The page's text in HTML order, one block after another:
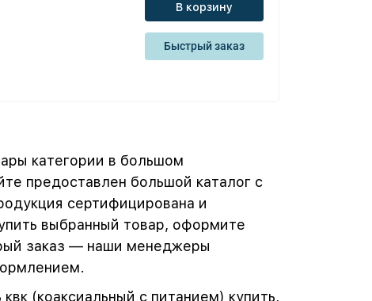
В корзину
Быстрый заказ
категории в большом
предоставлен большой каталог с
сертифицирована и
выбранный товар, оформите
заказ — наши менеджеры
(коаксиальный с питанием) купить,